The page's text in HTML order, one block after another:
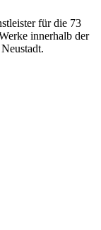
für die 73
innerhalb der